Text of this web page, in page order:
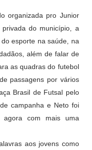
organizada pro Junior
do município, a
esporte na saúde, na
além de falar de
as quadras do futebol
passagens por vários
Brasil de Futsal pelo
campanha e Neto foi
agora com mais uma
aos jovens como